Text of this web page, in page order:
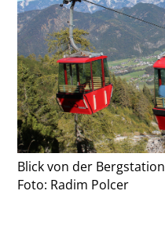
Blick von der
Foto: Radim Polcer